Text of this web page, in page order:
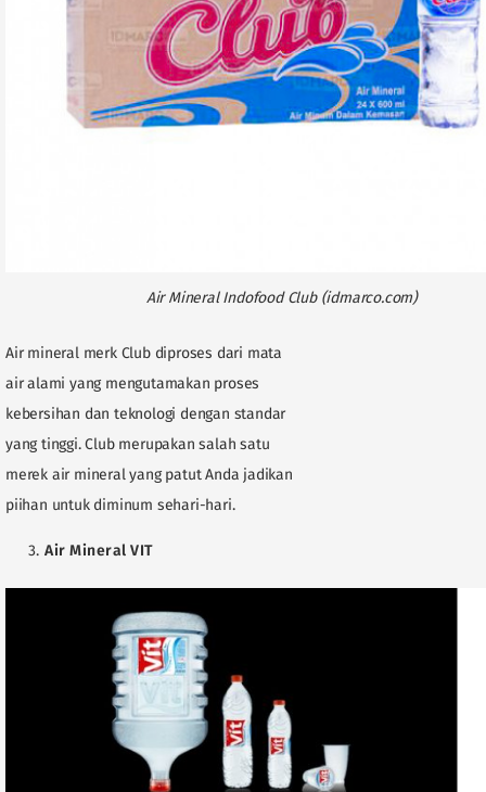
Air Mineral Indofood Club (idmarco.com)
Air mineral merk Club diproses dari mata
air alami yang mengutamakan proses
kebersihan dan teknologi dengan standar
yang tinggi. Club merupakan salah satu
merek air mineral yang patut Anda jadikan
piihan untuk diminum sehari-hari.
Air Mineral VIT